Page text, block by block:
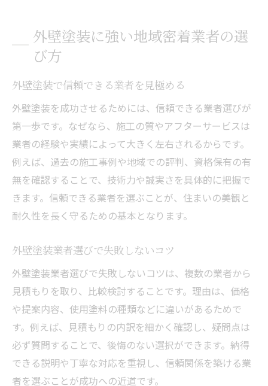
外壁塗装に強い地域密着業者の選
び方
外壁塗装で信頼できる業者を見極める
外壁塗装を成功させるためには、信頼できる業者選びが
第一歩です。なぜなら、施工の質やアフターサービスは
業者の経験や実績によって大きく左右されるからです。
例えば、過去の施工事例や地域での評判、資格保有の有
無を確認することで、技術力や誠実さを具体的に把握で
きます。信頼できる業者を選ぶことが、住まいの美観と
耐久性を長く守るための基本となります。
外壁塗装業者選びで失敗しないコツ
外壁塗装業者選びで失敗しないコツは、複数の業者から
見積もりを取り、比較検討することです。理由は、価格
や提案内容、使用塗料の種類などに違いがあるためで
す。例えば、見積もりの内訳を細かく確認し、疑問点は
必ず質問することで、後悔のない選択ができます。納得
できる説明や丁寧な対応を重視し、信頼関係を築ける業
者を選ぶことが成功への近道です。